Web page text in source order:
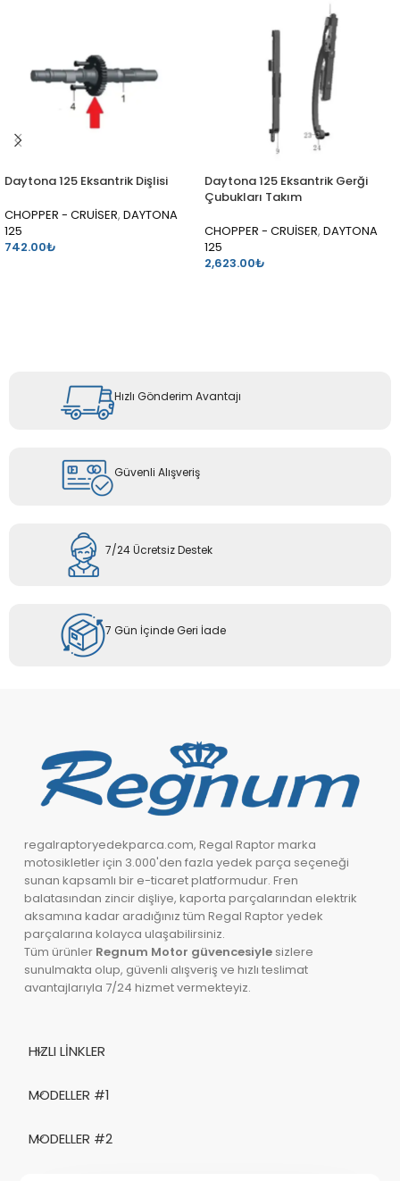
Daytona 125 Eksantrik Dişlisi
CHOPPER - CRUİSER, DAYTONA
125
742.00₺
Daytona 125 Eksantrik Gerği
Çubukları Takım
CHOPPER - CRUİSER, DAYTONA
125
2,623.00₺
Hızlı Gönderim Avantajı
Güvenli Alışveriş
7/24 Ücretsiz Destek
7 Gün İçinde Geri İade
regalraptoryedekparca.com, Regal Raptor marka
motosikletler için 3.000'den fazla yedek parça seçeneği
sunan kapsamlı bir e-ticaret platformudur. Fren
balatasından zincir dişliye, kaporta parçalarından elektrik
aksamına kadar aradığınız tüm Regal Raptor yedek
parçalarına kolayca ulaşabilirsiniz.
Tüm ürünler Regnum Motor güvencesiyle sizlere
sunulmakta olup, güvenli alışveriş ve hızlı teslimat
avantajlarıyla 7/24 hizmet vermekteyiz.
HIZLI LINKLER
MODELLER #1
MODELLER #2